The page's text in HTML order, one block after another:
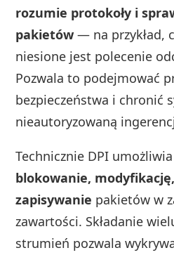
rozumie protokoły i
pakietów — na przykład,
niesione jest polecenie
Pozwala to podejmować
bezpieczeństwa i chronić
nieautoryzowaną
Technicznie DPI
blokowanie,
zapisywanie pakietów w
zawartości. Składanie
strumień pozwala